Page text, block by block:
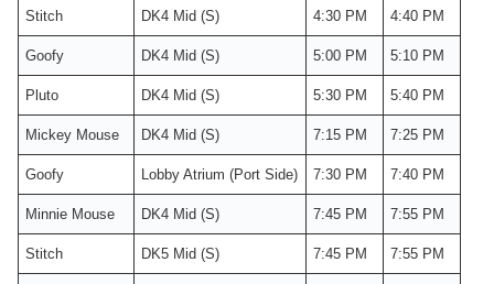
Stitch DK4 Mid (S) 4:30 PM 4:40 PM
Goofy DK4 Mid (S) 5:00 PM 5:10 PM
Pluto DK4 Mid (S) 5:30 PM 5:40 PM
Mickey Mouse DK4 Mid (S) 7:15 PM 7:25 PM
Goofy Lobby Atrium (Port Side) 7:30 PM 7:40 PM
Minnie Mouse DK4 Mid (S) 7:45 PM 7:55 PM
Stitch DK5 Mid (S) 7:45 PM 7:55 PM